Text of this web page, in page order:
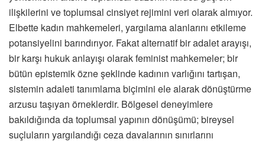
ilişkilerini ve toplumsal cinsiyet rejimini veri olarak almıyor.
Elbette kadın mahkemeleri, yargılama alanlarını etkileme
potansiyelini barındırıyor. Fakat alternatif bir adalet arayışı,
bir karşı hukuk anlayışı olarak feminist mahkemeler; bir
bütün epistemik özne şeklinde kadının varlığını tartışan,
sistemin adaleti tanımlama biçimini ele alarak dönüştürme
arzusu taşıyan örneklerdir. Bölgesel deneyimlere
bakıldığında da toplumsal yapının dönüşümü; bireysel
suçluların yargılandığı ceza davalarının sınırlarını